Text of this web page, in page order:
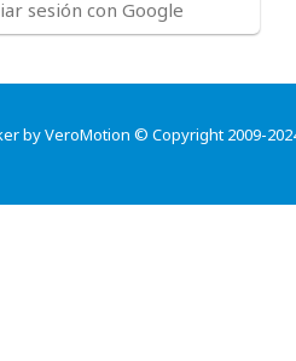
sesión con Google
by VeroMotion © Copyright 2009-